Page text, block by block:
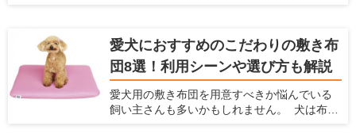
するとともに、舐めても大丈夫な理由とおす
すめアイテムを紹介します。
もなってしまいます。 愛猫にとって最適では
ない場所にトイレを設置しているなら、早め
に置き場所を見直した方が良いかもしれませ
ん。 この記事では、トイレに不満がある愛猫
のサインや、適切なトイレの場所、便利な猫
トイレアイテムを紹介します。
愛犬におすすめのこだわりの敷き布
団8選！利用シーンや選び方も解説
愛犬用の敷き布団を用意すべきか悩んでいる
飼い主さんも多いかもしれません。 犬は布団